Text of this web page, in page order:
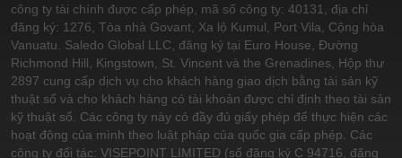
công ty tài chính được cấp phép, mã số công ty: 40131, địa chỉ
đăng ký: 1276, Tòa nhà Govant, Xa lộ Kumul, Port Vila, Cộng hòa
Vanuatu. Saledo Global LLC, đăng ký tại Euro House, Đường
Richmond Hill, Kingstown, St. Vincent và the Grenadines, Hộp thư
2897 cung cấp dịch vụ cho khách hàng giao dịch bằng tài sản kỹ
thuật số và cho khách hàng có tài khoản được chỉ định theo tài sản
kỹ thuật số. Các công ty này có đầy đủ giấy phép để thực hiện các
hoạt động của mình theo luật pháp của quốc gia cấp phép. Các
công ty đối tác: VISEPOINT LIMITED (số đăng ký C 94716, đăng